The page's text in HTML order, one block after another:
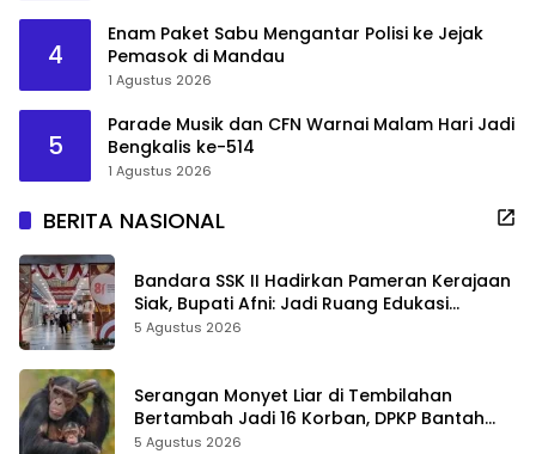
4
Enam Paket Sabu Mengantar Polisi ke Jejak
Pemasok di Mandau
1 Agustus 2026
5
Parade Musik dan CFN Warnai Malam Hari Jadi
Bengkalis ke-514
1 Agustus 2026
BERITA NASIONAL
Bandara SSK II Hadirkan Pameran Kerajaan
Siak, Bupati Afni: Jadi Ruang Edukasi
Sejarah Riau
5 Agustus 2026
Serangan Monyet Liar di Tembilahan
Bertambah Jadi 16 Korban, DPKP Bantah
Video Gerombolan Viral
5 Agustus 2026